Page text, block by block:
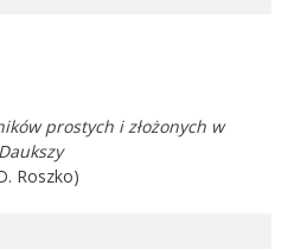
prostych i złożonych w
Roszko)